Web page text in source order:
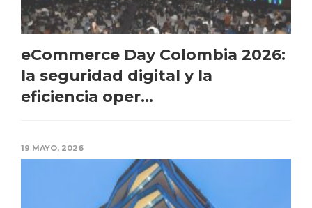
eCommerce Day Colombia 2026:
la seguridad digital y la
eficiencia oper...
19 MAYO, 2026